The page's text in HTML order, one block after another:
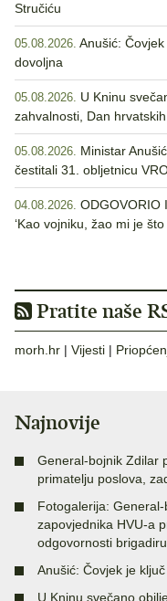
Stručiću
05.08.2026. Anušić:
dovoljna
05.08.2026. U Kninu
zahvalnosti, Dan
05.08.2026. Ministar
čestitali 31. obljetnicu
04.08.2026. ODGOVORIO
‘Kao vojniku, žao mi je
Pratite naše
morh.hr | Vijesti |
Najnovije
General-bojnik Zdilar
primatelju poslova,
Fotogalerija:
zapovjednika HVU-a
odgovornosti
Anušić: Čovjek je
U Kninu svečano